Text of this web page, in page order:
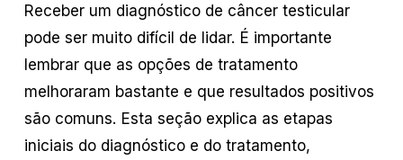
Receber um diagnóstico de câncer testicular
pode ser muito difícil de lidar. É importante
lembrar que as opções de tratamento
melhoraram bastante e que resultados positivos
são comuns. Esta seção explica as etapas
iniciais do diagnóstico e do tratamento,